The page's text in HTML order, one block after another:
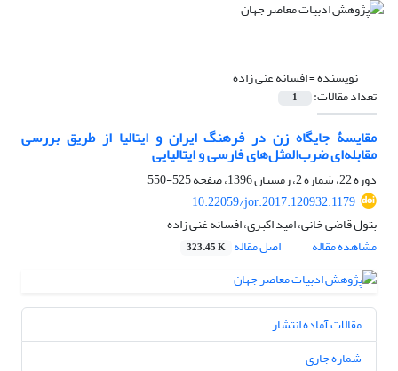
نویسنده =افسانه غنی زاده
تعداد مقالات: 1
مقایسۀ جایگاه زن در فرهنگ ایران و ایتالیا از طریق بررسی
مقابله‌ای ضرب‌المثل‌های فارسی و ایتالیایی
دوره 22، شماره 2، زمستان 1396، صفحه
525-550
10.22059/jor.2017.120932.1179
بتول قاضی خانی، امید اکبری، افسانه غنی زاده
مشاهده مقاله
اصل مقاله 323.45 K
مقالات آماده انتشار
شماره جاری